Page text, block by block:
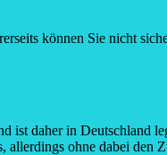
können Sie nicht
ist daher in Deutschland
ohne dabei den